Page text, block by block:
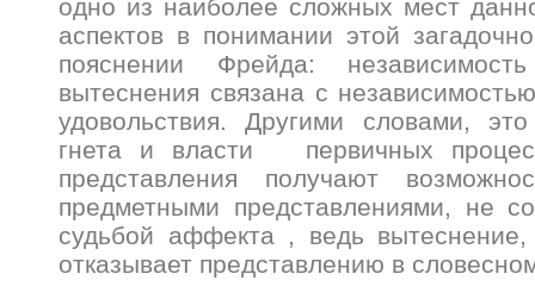
одно из наиболее сложных мест
аспектов в понимании этой
пояснении Фрейда:
вытеснения связана с
удовольствия. Другими словами,
гнета и власти первичных
представления получают
предметными представлениями, не
судьбой аффекта , ведь
отказывает представлению в